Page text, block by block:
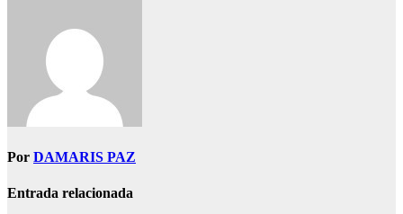
Por DAMARIS PAZ
Entrada relacionada